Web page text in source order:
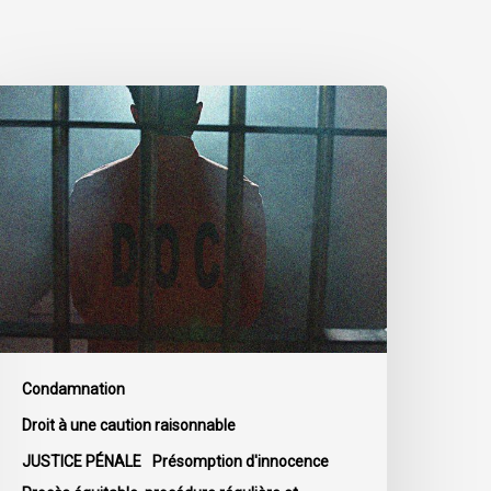
Condamnation
Droit à une caution raisonnable
JUSTICE PÉNALE
Présomption d'innocence